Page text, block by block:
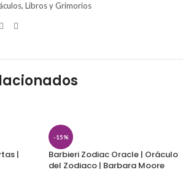
, Libros y Grimorios
|
-15%
Barbieri Zodiac Oracle | Oráculo
del Zodiaco | Barbara Moore